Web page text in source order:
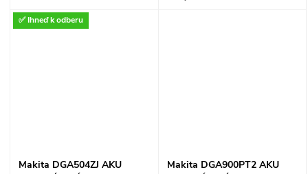
maximálnou bezpečnosťou
káblov.
✅ Ihneď k odberu
Makita DGA504ZJ AKU
Makita DGA900PT2 AKU